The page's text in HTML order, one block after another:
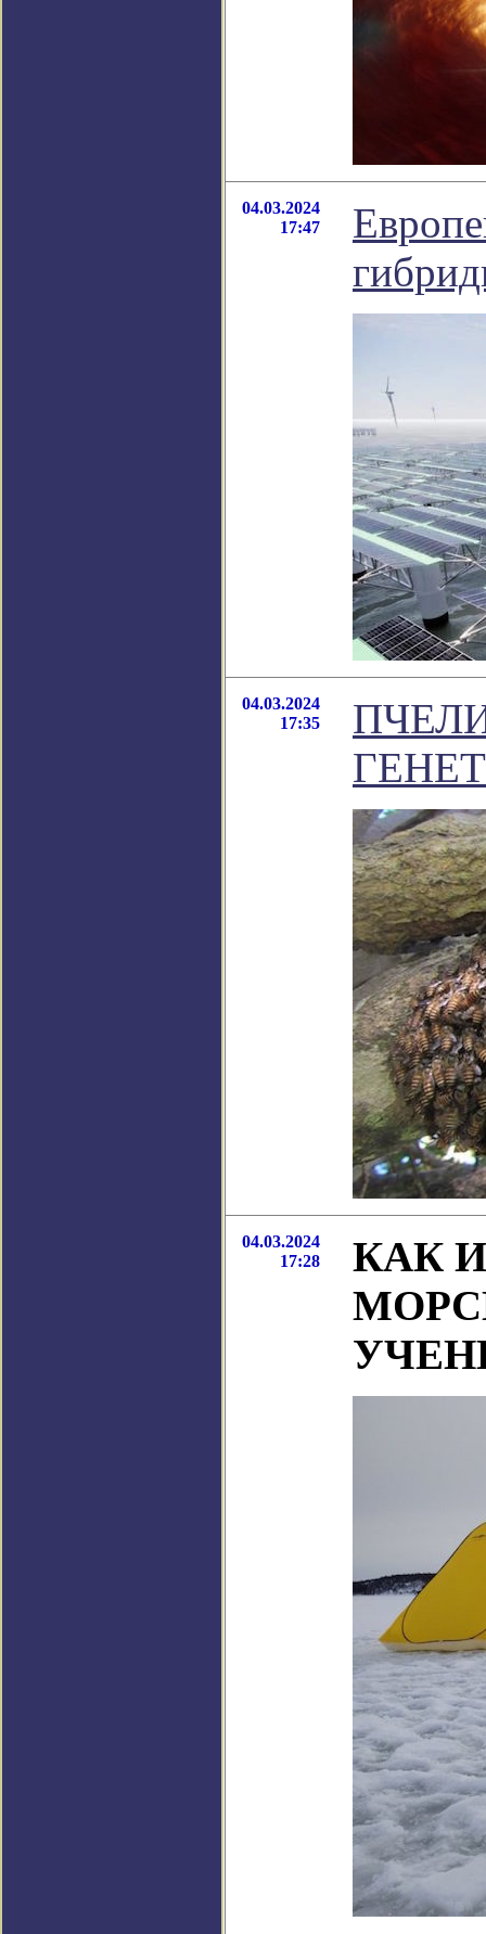
04.03.2024
17:47
04.03.2024
17:35
04.03.2024
17:28
КАК